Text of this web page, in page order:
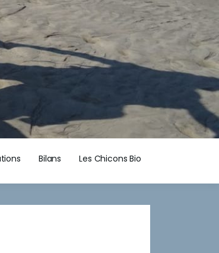
Bilans Les Chicons Bio